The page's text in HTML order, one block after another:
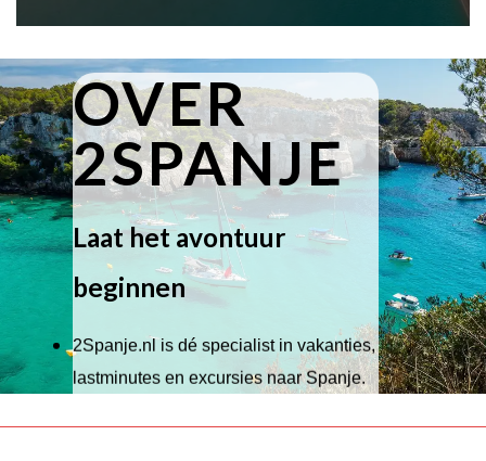
OVER
2SPANJE
Laat het avontuur
beginnen
2Spanje.nl is dé specialist in vakanties,
lastminutes en excursies naar Spanje.
Wij hebben een breed scala aan